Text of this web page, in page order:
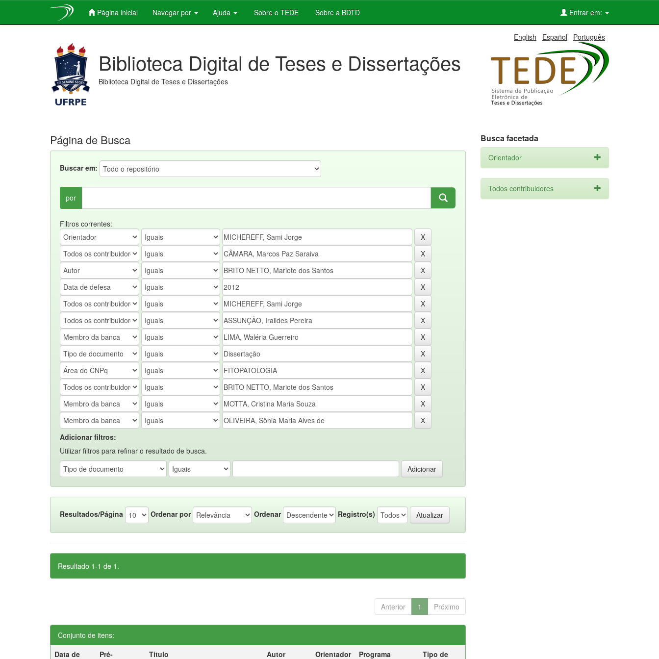
Página inicial Navegar por Ajuda Sobre o TEDE Sobre a BDTD Entrar em:
English Español Português
Biblioteca Digital de Teses e Dissertações
Biblioteca Digital de Teses e Dissertações
Página de Busca
Buscar em:
por
Filtros correntes:
Adicionar filtros:
Utilizar filtros para refinar o resultado de busca.
Resultados/Página Ordenar por Ordenar Registro(s)
Resultado 1-1 de 1.
Anterior 1 Próximo
Conjunto de itens:
Data de
Pré- Título Autor Orientador Programa Tipo de
Busca facetada
Orientador
Todos contribuidores